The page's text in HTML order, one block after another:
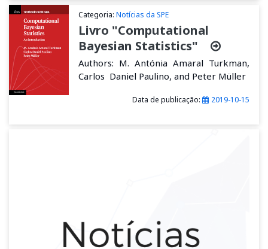
Categoria: Notícias da SPE
Livro "Computational
Bayesian Statistics"
Authors: M. Antónia Amaral Turkman,
Carlos Daniel Paulino, and Peter Müller
Data de publicação: 2019-10-15